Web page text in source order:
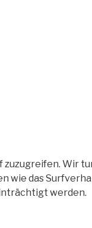
Wir
wie das
werden.